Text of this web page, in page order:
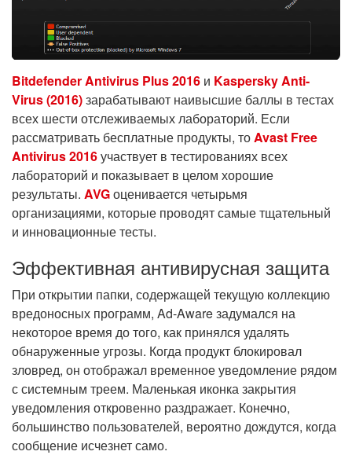
Bitdefender Antivirus Plus 2016 и Kaspersky Anti-
Virus (2016)зарабатывают наивысшие баллы в тестах
всех шести отслеживаемых лабораторий. Если
рассматривать бесплатные продукты, тоAvast Free
Antivirus 2016участвует в тестированиях всех
лабораторий и показывает в целом хорошие
результаты. AVGоценивается четырьмя
организациями, которые проводят самые тщательный
и инновационные тесты.
Эффективная антивирусная защита
При открытии папки, содержащей текущую коллекцию
вредоносных программ, Ad-Aware задумался на
некоторое время до того, как принялся удалять
обнаруженные угрозы. Когда продукт блокировал
зловред, он отображал временное уведомление рядом
с системным треем. Маленькая иконка закрытия
уведомления откровенно раздражает. Конечно,
большинство пользователей, вероятно дождутся, когда
сообщение исчезнет само.